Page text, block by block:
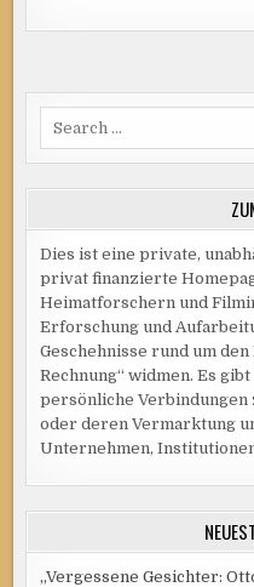
Dies ist eine private,
privat finanzierte
Heimatforschern und
Erforschung und
Geschehnisse rund um
Rechnung“ widmen. Es
persönliche Verbindungen
oder deren Vermarktung
Unternehmen,
„Vergessene Gesichter: